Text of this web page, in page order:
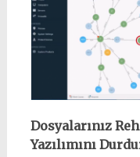
Dosyalarınız
Yazılımını